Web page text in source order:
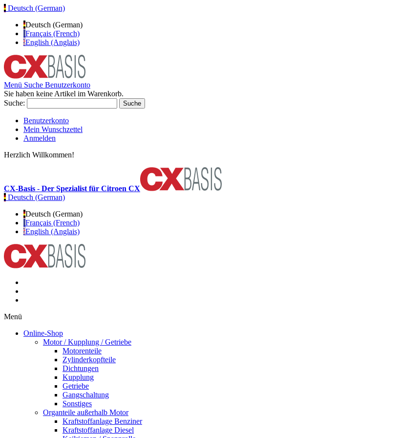
Deutsch (German)
Deutsch (German)
Français (French)
English (Anglais)
Menü Suche Benutzerkonto
Sie haben keine Artikel im Warenkorb.
Suche:
Suche
Benutzerkonto
Mein Wunschzettel
Anmelden
Herzlich Willkommen!
CX-Basis - Der Spezialist für Citroen CX
Deutsch (German)
Deutsch (German)
Français (French)
English (Anglais)
Menü
Online-Shop
Motor / Kupplung / Getriebe
Motorenteile
Zylinderkopfteile
Dichtungen
Kupplung
Getriebe
Gangschaltung
Sonstiges
Organteile außerhalb Motor
Kraftstoffanlage Benziner
Kraftstoffanlage Diesel